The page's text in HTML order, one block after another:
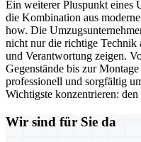
Ein weiterer Pluspunkt eines
die Kombination aus
how. Die
nicht nur die richtige Technik
und Verantwortung zeigen.
Gegenstände bis zur
professionell und sorgfältig
Wichtigste konzentrieren:
Wir sind für Sie da